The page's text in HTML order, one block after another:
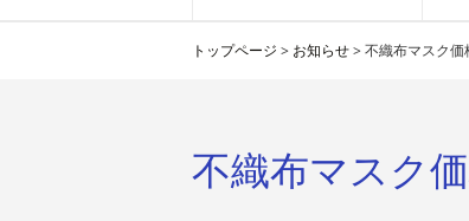
トップページ > お知らせ>不織布マスク
不織布マスク